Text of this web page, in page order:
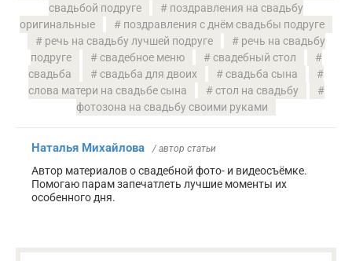
свадьбой подруге
поздравления на свадьбу
оригинальные
поздравления с днём свадьбы подруге
речь на свадьбу лучшей подруге
речь на свадьбу
подруге
свадебное меню
свадебный стол
свадьба
свадьба для двоих
свадьба сына
слова матери на свадьбе сына
стол на свадьбу
фотозона на свадьбу своими руками
Наталья Михайлова / автор статьи
Автор материалов о свадебной фото- и видеосъёмке.
Помогаю парам запечатлеть лучшие моменты их
особенного дня.